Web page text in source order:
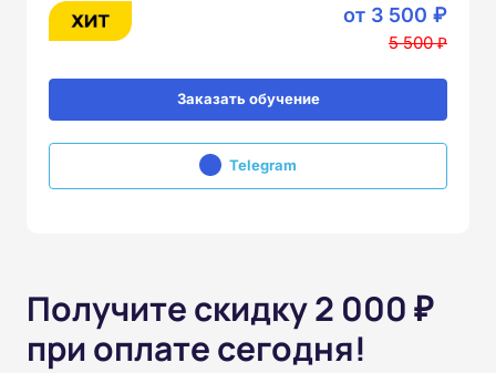
от 3 500 ₽
5 500 ₽
Заказать обучение
Telegram
Получите скидку 2 000 ₽
при оплате сегодня!